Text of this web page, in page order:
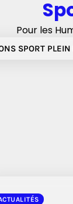
Pour les
SPORT PLEIN